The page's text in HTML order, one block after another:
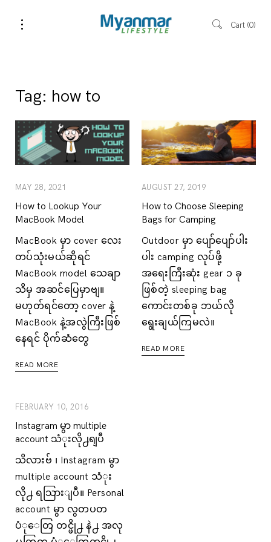
Cart 0
Tag: how to
MAY 28, 2021
How to Lookup Your
MacBook Model
MacBook မှာ cover လေး
တပ်သုံးမယ်ဆိုရင်
MacBook model သေချာ
သိမှ အဆင်ပြေမှာဗျ။
မဟုတ်ရင်တော့ cover နဲ့
MacBook နဲ့အလွဲကြီးဖြစ်
နေရင် ပိုက်ဆံတွေ
READ MORE
AUGUST 27, 2019
How to Choose Sleeping
Bags for Camping
Outdoor မှာ ပျော်ပျော်ပါး
ပါး camping လုပ်ဖို့
အရေးကြီးဆုံး gear ၁ ခု
ဖြစ်တဲ့ sleeping bag
ကောင်းတစ်ခု ဘယ်လို
ရွေးချယ်ကြမလဲ။
READ MORE
FEBRUARY 10, 2016
Instagram မွာ multiple
account သံုးလို႕ရျပီ
သိလားဗ် ၊ Instagram မွာ
multiple account သံုး
လို႕ ရသြားျပီ။ Personal
account မွာ လွတပတ
ပံုေတြ တင္ဖို႕ နဲ႕ အလု